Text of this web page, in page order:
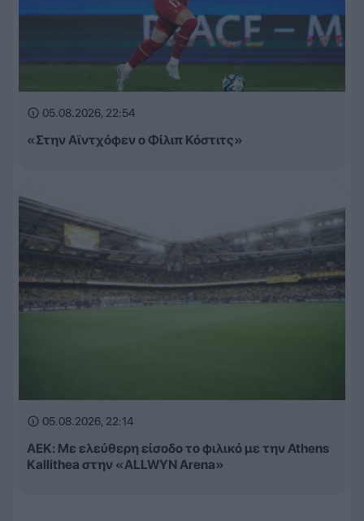
05.08.2026, 22:54
«Στην Αϊντχόφεν ο Φίλιπ Κόστιτς»
05.08.2026, 22:14
ΑΕΚ: Με ελεύθερη είσοδο το φιλικό με την Athens
Kallithea στην «ALLWYN Arena»